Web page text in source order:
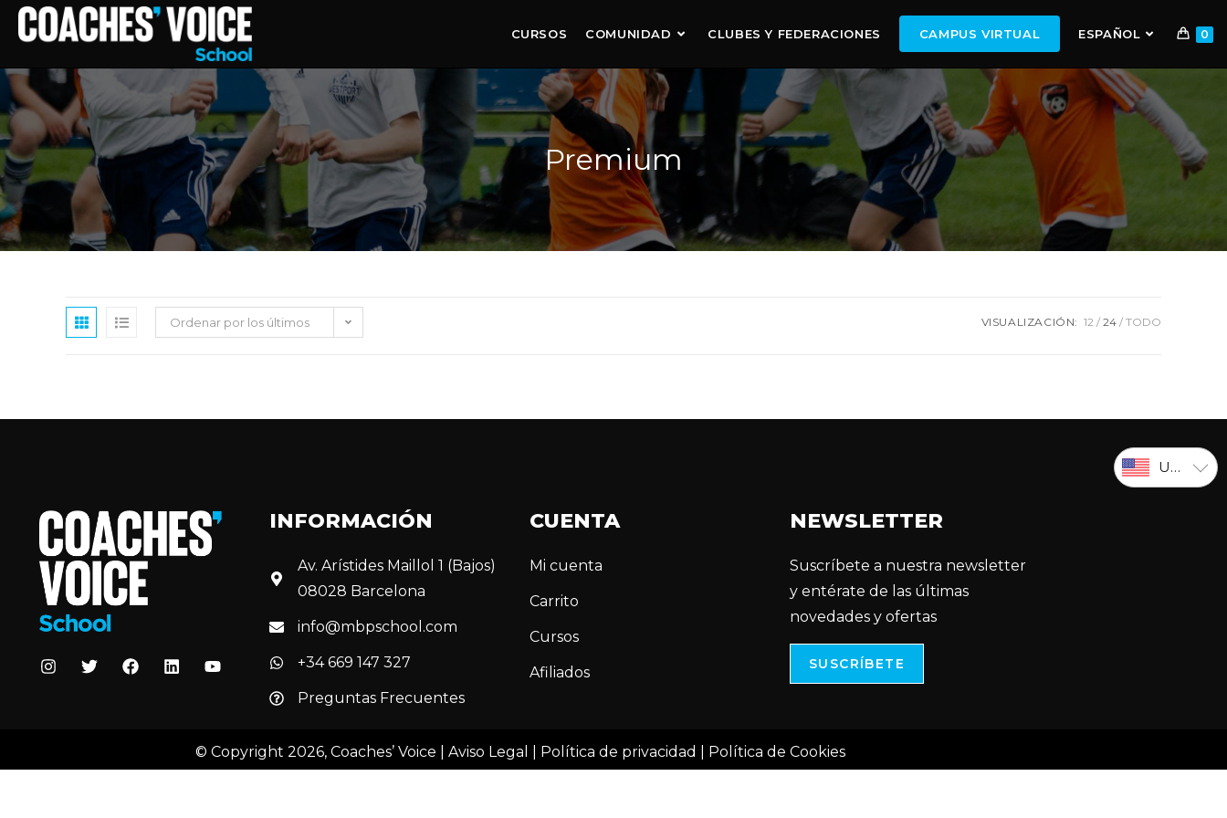
CURSOS COMUNIDAD CLUBES Y FEDERACIONES CAMPUS VIRTUAL ESPAÑOL 0
Premium
Ordenar por los últimos VISUALIZACIÓN: 12 24 TODO
INFORMACIÓN
Av. Arístides Maillol 1 (Bajos)
08028 Barcelona
info@mbpschool.com
+34 669 147 327
Preguntas Frecuentes
CUENTA
Mi cuenta
Carrito
Cursos
Afiliados
NEWSLETTER
Suscríbete a nuestra newsletter
y entérate de las últimas
novedades y ofertas
SUSCRÍBETE
© Copyright 2026, Coaches’ Voice | Aviso Legal Política de privacidad Política de Cookies
USD